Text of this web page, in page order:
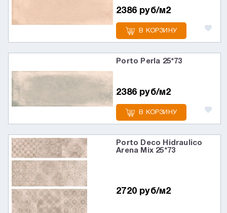
2386 руб/м2
В КОРЗИНУ
Porto Perla 25*73
2386 руб/м2
В КОРЗИНУ
Porto Deco Hidraulico
Arena Mix 25*73
2720 руб/м2